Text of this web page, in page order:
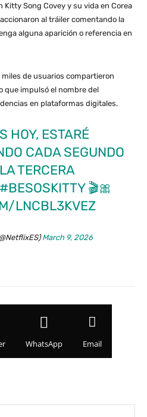
Song Covey y su vida en Corea
al tráiler comentando la
alguna aparición o referencia en
de usuarios compartieron
que impulsó el nombre del
en plataformas digitales.
HOY, ESTARÉ
CADA SEGUNDO
TERCERA
#BESOSKITTY🎬🎀
LNCBL3KVEZ
March 9, 2026
WhatsApp Email